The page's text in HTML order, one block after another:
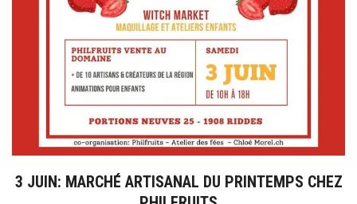
3 JUIN: MARCHÉ ARTISANAL DU PRINTEMPS CHEZ